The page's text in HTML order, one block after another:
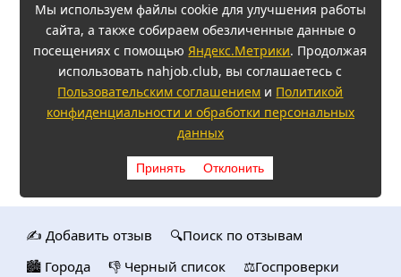
Мы используем файлы cookie для улучшения работы
сайта, а также собираем обезличенные данные о
посещениях с помощьюЯндекс.Метрики. Продолжая
использовать nahjob.club, вы соглашаетесь с
Пользовательским соглашением и Политикой
конфиденциальности и обработки персональных
данных
Принять Отклонить
✍️ Добавить отзыв
🔍Поиск по отзывам
🏙️ Городa
👎 Черный список ⚖️Госпроверки